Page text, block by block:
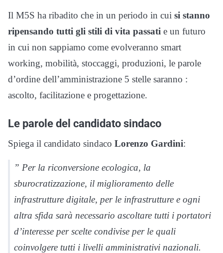
Il M5S ha ribadito che in un periodo in cui si stanno
ripensando tutti gli stili di vita passati e un futuro
in cui non sappiamo come evolveranno smart
working, mobilità, stoccaggi, produzioni, le parole
d’ordine dell’amministrazione 5 stelle saranno :
ascolto, facilitazione e progettazione.
Le parole del candidato sindaco
Spiega il candidato sindaco Lorenzo Gardini:
” Per la riconversione ecologica, la
sburocratizzazione, il miglioramento delle
infrastrutture digitale, per le infrastrutture e ogni
altra sfida sarà necessario ascoltare tutti i portatori
d’interesse per scelte condivise per le quali
coinvolgere tutti i livelli amministrativi nazionali.